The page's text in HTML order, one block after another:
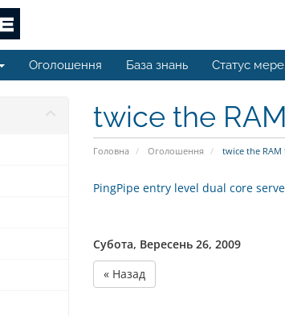
Оголошення База знань Статус
twice the
Головна Оголошення twice the
PingPipe entry level dual core
Субота, Вересень 26, 2009
« Назад